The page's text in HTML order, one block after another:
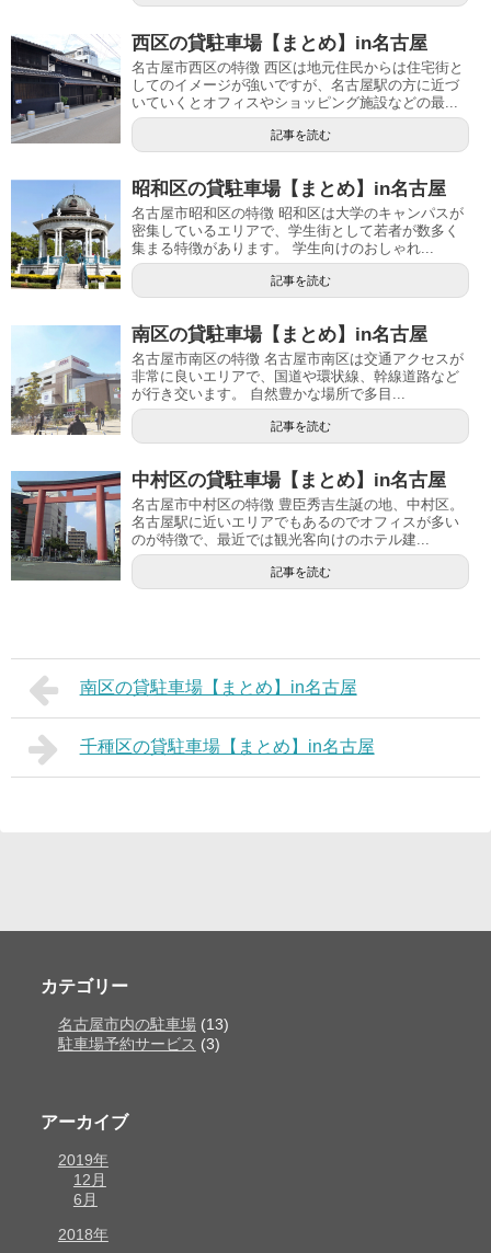
西区の貸駐車場【まとめ】in名古屋
名古屋市西区の特徴 西区は地元住民からは住宅街と
してのイメージが強いですが、名古屋駅の方に近づ
いていくとオフィスやショッピング施設などの最...
記事を読む
昭和区の貸駐車場【まとめ】in名古屋
名古屋市昭和区の特徴 昭和区は大学のキャンパスが
密集しているエリアで、学生街として若者が数多く
集まる特徴があります。 学生向けのおしゃれ...
記事を読む
南区の貸駐車場【まとめ】in名古屋
名古屋市南区の特徴 名古屋市南区は交通アクセスが
非常に良いエリアで、国道や環状線、幹線道路など
が行き交います。 自然豊かな場所で多目...
記事を読む
中村区の貸駐車場【まとめ】in名古屋
名古屋市中村区の特徴 豊臣秀吉生誕の地、中村区。
名古屋駅に近いエリアでもあるのでオフィスが多い
のが特徴で、最近では観光客向けのホテル建...
記事を読む
南区の貸駐車場【まとめ】in名古屋
千種区の貸駐車場【まとめ】in名古屋
カテゴリー
名古屋市内の駐車場(13)
駐車場予約サービス (3)
アーカイブ
2019年
12月
6月
2018年